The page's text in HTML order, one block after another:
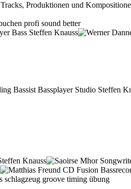
Produktionen und